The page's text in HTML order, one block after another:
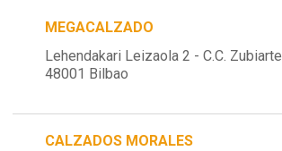
MEGACALZADO
Lehendakari Leizaola 2 - C.C. Zubiarte
48001 Bilbao
CALZADOS MORALES